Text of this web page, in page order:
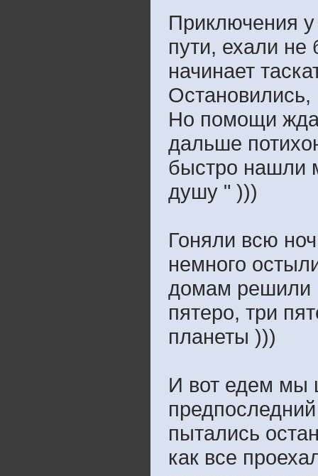
Приключения
пути, ехали не
начинает
Остановились,
Но помощи
дальше
быстро нашли
душу " )))
Гоняли всю
немного
домам решили
пятеро, три
планеты )))
И вот едем мы
пытались
как все